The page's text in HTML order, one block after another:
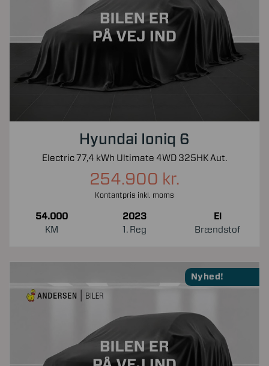
Hyundai Ioniq 6
Electric 77,4 kWh Ultimate 4WD 325HK Aut.
254.900 kr.
Kontantpris inkl. moms
54.000
KM
2023
1. Reg
El
Brændstof
Nyhed!